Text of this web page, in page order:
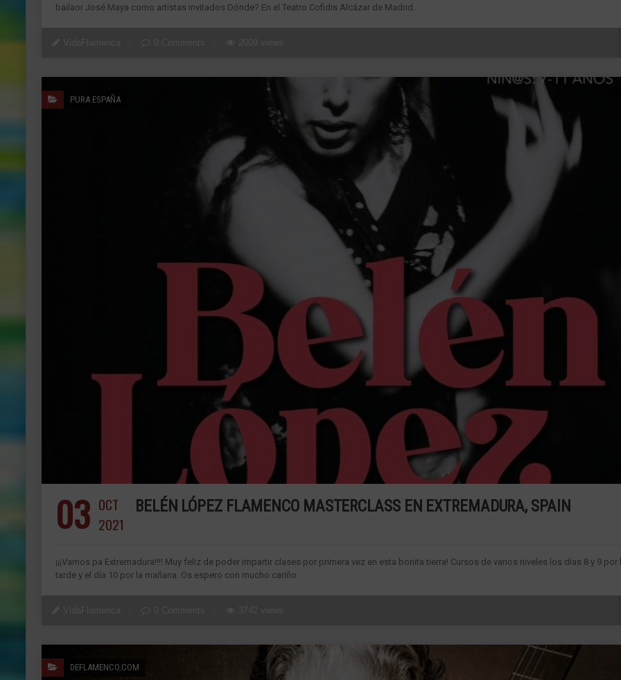
bailaor José Maya como artistas invitados Dónde? En el Teatro Cofidis Alcázar de Madrid.
PURA ESPAÑA
03 OCT
2021
BELÉN LÓPEZ FLAMENCO MASTERCLASS EN EXTREMADURA, SPAIN
¡¡¡Vamos pa Extremadura!!!! Muy feliz de poder impartir clases por primera vez en esta bonita tierra! Cursos de varios niveles los días 8 y 9 por
tarde y el día 10 por la mañana. Os espero con mucho cariño
DEFLAMENCO.COM